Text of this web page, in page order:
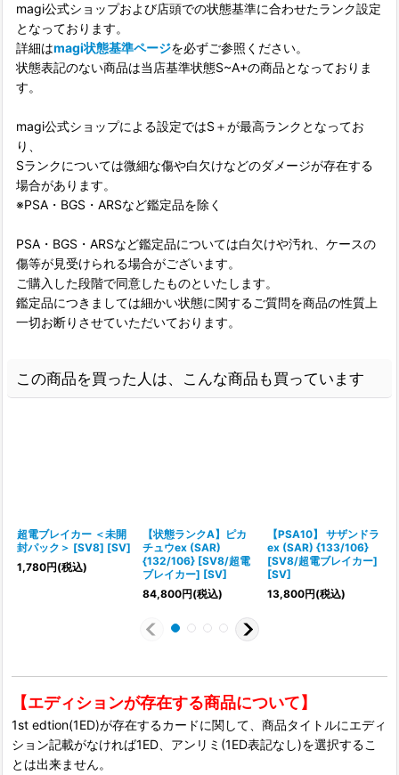
magi公式ショップおよび店頭での状態基準に合わせたランク設定
となっております。
詳細はmagi状態基準ページを必ずご参照ください。
状態表記のない商品は当店基準状態S~A+の商品となっておりま
す。
magi公式ショップによる設定ではS＋が最高ランクとなってお
り、
Sランクについては微細な傷や白欠けなどのダメージが存在する
場合があります。
※PSA・BGS・ARSなど鑑定品を除く
PSA・BGS・ARSなど鑑定品については白欠けや汚れ、ケースの
傷等が見受けられる場合がございます。
ご購入した段階で同意したものといたします。
鑑定品につきましては細かい状態に関するご質問を商品の性質上
一切お断りさせていただいております。
この商品を買った人は、こんな商品も買っています
超電ブレイカー ＜未開
封パック＞ [SV8] [SV]
1,780円(税込)
【状態ランクA】ピカ
チュウex (SAR)
{132/106} [SV8/超電
ブレイカー] [SV]
84,800円(税込)
【PSA10】 サザンドラ
ex (SAR) {133/106}
[SV8/超電ブレイカー]
[SV]
13,800円(税込)
【エディションが存在する商品について】
1st edtion(1ED)が存在するカードに関して、商品タイトルにエディ
ション記載がなければ1ED、アンリミ(1ED表記なし)を選択するこ
とは出来ません。